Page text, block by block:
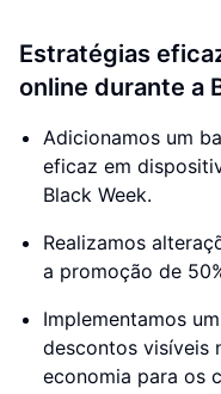
Estratégias
online durante a
Adicionamos um
eficaz em
Black Week.
Realizamos
a promoção de
Implementamos
descontos visíveis
economia para os